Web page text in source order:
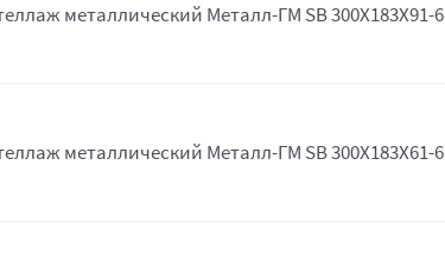
металлический Металл-ГМ SB 300X183X91-6
металлический Металл-ГМ SB 300X183X61-6